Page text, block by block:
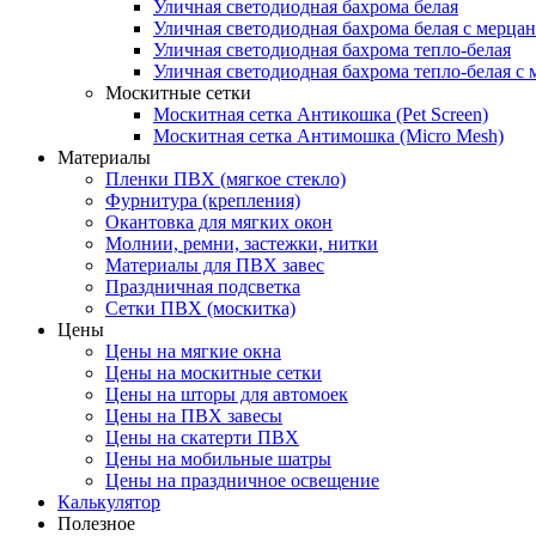
Уличная светодиодная бахрома белая
Уличная светодиодная бахрома белая с
Уличная светодиодная бахрома тепло-белая
Уличная светодиодная бахрома тепло-белая с
Москитные сетки
Москитная сетка Антикошка (Pet Screen)
Москитная сетка Антимошка (Micro Mesh)
Материалы
Пленки ПВХ (мягкое стекло)
Фурнитура (крепления)
Окантовка для мягких окон
Молнии, ремни, застежки, нитки
Материалы для ПВХ завес
Праздничная подсветка
Сетки ПВХ (москитка)
Цены
Цены на мягкие окна
Цены на москитные сетки
Цены на шторы для автомоек
Цены на ПВХ завесы
Цены на скатерти ПВХ
Цены на мобильные шатры
Цены на праздничное освещение
Калькулятор
Полезное